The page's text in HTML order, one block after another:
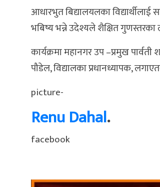
आधारभुत बिद्यालयलका
भबिष्य भन्ने उदेश्यले शैक्षित गुणस्तरका
कार्यक्रमा महानगर उप –प्रमुख
पौडेल, विद्यालका प्रधानध्यापक,
picture-
Renu Dahal.
facebook